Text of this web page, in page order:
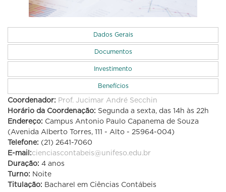
Dados Gerais
Documentos
Investimento
Benefícios
Coordenador: Prof. Jucimar André Secchin
Horário da Coordenação: Segunda a sexta, das 14h às 22h
Endereço: Campus Antonio Paulo Capanema de Souza
(Avenida Alberto Torres, 111 - Alto - 25964-004)
Telefone: (21) 2641-7060
E-mail:cienciascontabeis@unifeso.edu.br
Duração: 4 anos
Turno: Noite
Titulação: Bacharel em Ciências Contábeis